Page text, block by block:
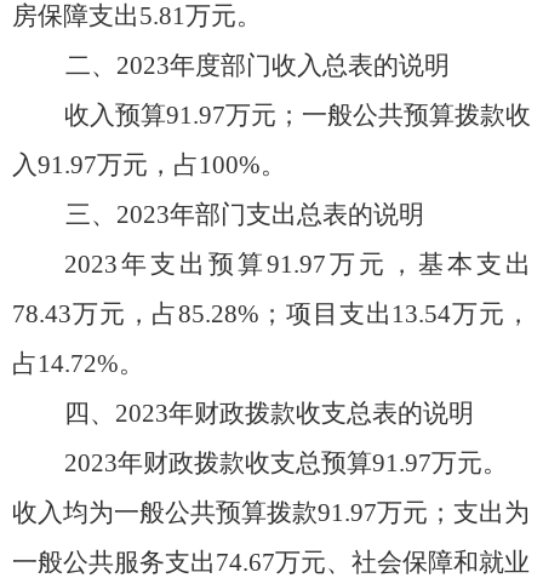
房保障支出5.81万元。
二、 2023年度部门收入总表的说明
收入预算91.97万元；一般公共预算拨款收
入91.97万元，占100%。
三、 2023年部门支出总表的说明
2023年支出预算91.97万元，基本支出
78.43万元，占85.28%；项目支出 13.54万元，
占14.72%。
四、 2023年财政拨款收支总表的说明
2023年财政拨款收支总预算91.97万元。
收入均为一般公共预算拨款91.97万元； 支出为
一般公共服务支出74.67万元、社会保障和就业